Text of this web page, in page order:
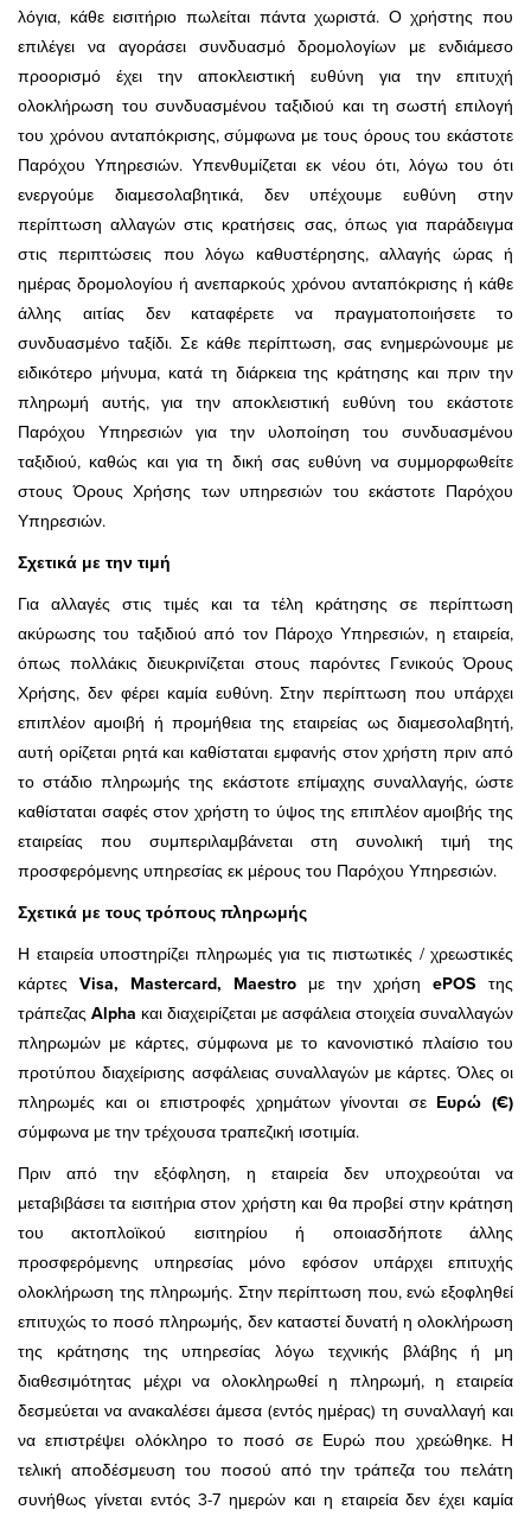
λόγια, κάθε εισιτήριο πωλείται πάντα χωριστά. Ο χρήστης που
επιλέγει να αγοράσει συνδυασμό δρομολογίων με ενδιάμεσο
προορισμό έχει την αποκλειστική ευθύνη για την επιτυχή
ολοκλήρωση του συνδυασμένου ταξιδιού και τη σωστή επιλογή
του χρόνου ανταπόκρισης, σύμφωνα με τους όρους του εκάστοτε
Παρόχου Υπηρεσιών. Υπενθυμίζεται εκ νέου ότι, λόγω του ότι
ενεργούμε διαμεσολαβητικά, δεν υπέχουμε ευθύνη στην
περίπτωση αλλαγών στις κρατήσεις σας, όπως για παράδειγμα
στις περιπτώσεις που λόγω καθυστέρησης, αλλαγής ώρας ή
ημέρας δρομολογίου ή ανεπαρκούς χρόνου ανταπόκρισης ή κάθε
άλλης αιτίας δεν καταφέρετε να πραγματοποιήσετε το
συνδυασμένο ταξίδι. Σε κάθε περίπτωση, σας ενημερώνουμε με
ειδικότερο μήνυμα, κατά τη διάρκεια της κράτησης και πριν την
πληρωμή αυτής, για την αποκλειστική ευθύνη του εκάστοτε
Παρόχου Υπηρεσιών για την υλοποίηση του συνδυασμένου
ταξιδιού, καθώς και για τη δική σας ευθύνη να συμμορφωθείτε
στους Όρους Χρήσης των υπηρεσιών του εκάστοτε Παρόχου
Υπηρεσιών.
Σχετικά με την τιμή
Για αλλαγές στις τιμές και τα τέλη κράτησης σε περίπτωση
ακύρωσης του ταξιδιού από τον Πάροχο Υπηρεσιών, η εταιρεία,
όπως πολλάκις διευκρινίζεται στους παρόντες Γενικούς Όρους
Χρήσης, δεν φέρει καμία ευθύνη. Στην περίπτωση που υπάρχει
επιπλέον αμοιβή ή προμήθεια της εταιρείας ως διαμεσολαβητή,
αυτή ορίζεται ρητά και καθίσταται εμφανής στον χρήστη πριν από
το στάδιο πληρωμής της εκάστοτε επίμαχης συναλλαγής, ώστε
καθίσταται σαφές στον χρήστη το ύψος της επιπλέον αμοιβής της
εταιρείας που συμπεριλαμβάνεται στη συνολική τιμή της
προσφερόμενης υπηρεσίας εκ μέρους του Παρόχου Υπηρεσιών.
Σχετικά με τους τρόπους πληρωμής
Η εταιρεία υποστηρίζει πληρωμές για τις πιστωτικές / χρεωστικές
κάρτες Visa, Mastercard, Maestro με την χρήση ePOS της
τράπεζας Alpha και διαχειρίζεται με ασφάλεια στοιχεία συναλλαγών
πληρωμών με κάρτες, σύμφωνα με το κανονιστικό πλαίσιο του
προτύπου διαχείρισης ασφάλειας συναλλαγών με κάρτες. Όλες οι
πληρωμές και οι επιστροφές χρημάτων γίνονται σε Ευρώ (€)
σύμφωνα με την τρέχουσα τραπεζική ισοτιμία.
Πριν από την εξόφληση, η εταιρεία δεν υποχρεούται να
μεταβιβάσει τα εισιτήρια στον χρήστη και θα προβεί στην κράτηση
του ακτοπλοϊκού εισιτηρίου ή οποιασδήποτε άλλης
προσφερόμενης υπηρεσίας μόνο εφόσον υπάρχει επιτυχής
ολοκλήρωση της πληρωμής. Στην περίπτωση που, ενώ εξοφληθεί
επιτυχώς το ποσό πληρωμής, δεν καταστεί δυνατή η ολοκλήρωση
της κράτησης της υπηρεσίας λόγω τεχνικής βλάβης ή μη
διαθεσιμότητας μέχρι να ολοκληρωθεί η πληρωμή, η εταιρεία
δεσμεύεται να ανακαλέσει άμεσα (εντός ημέρας) τη συναλλαγή και
να επιστρέψει ολόκληρο το ποσό σε Ευρώ που χρεώθηκε. Η
τελική αποδέσμευση του ποσού από την τράπεζα του πελάτη
συνήθως γίνεται εντός 3-7 ημερών και η εταιρεία δεν έχει καμία